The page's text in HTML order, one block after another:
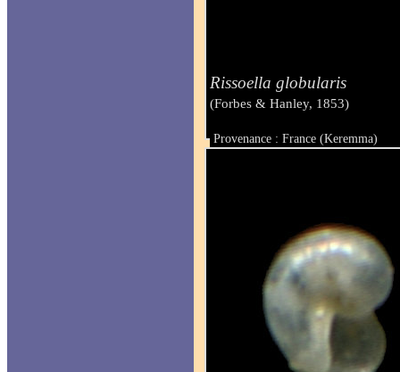
Rissoella globularis
(Forbes & Hanley, 1853)
Provenance : France (Keremma)
Taille : 1.00 mm